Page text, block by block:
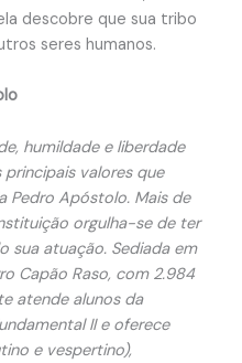
descobre que sua tribo
seres humanos.
humildade e liberdade
principais valores que
Pedro Apóstolo. Mais de
orgulha-se de ter
sua atuação. Sediada em
Capão Raso, com 2.984
atende alunos da
II e oferece
e vespertino),